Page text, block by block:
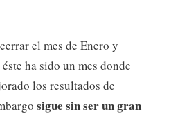
el mes de Enero y
ha sido un mes donde
los resultados de
sigue sin ser un gran